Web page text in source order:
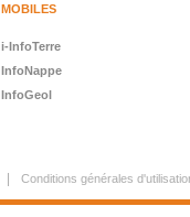
MOBILES
i-InfoTerre
InfoNappe
InfoGeol
Conditions générales